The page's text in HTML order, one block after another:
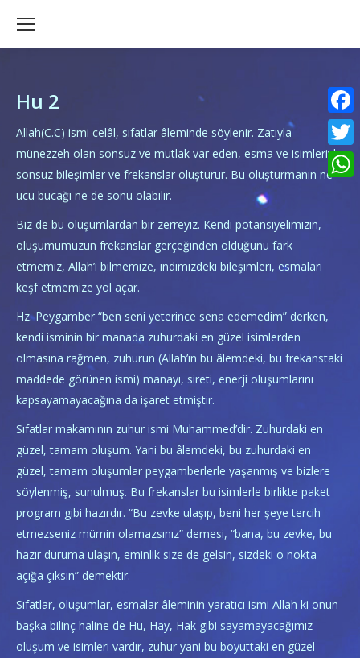
Hu 2
Allah(C.C) ismi celâl, sıfatlar âleminde söylenir. Zatıyla
münezzeh olan sonsuz ve mutlak var eden, esma ve isimleriyle
sonsuz bileşimler ve frekanslar oluşturur. Bu oluşturmanın ne
ucu bucağı ne de sonu olabilir.
Biz de bu oluşumlardan bir zerreyiz. Kendi potansiyelimizin,
oluşumumuzun frekanslar gerçeğinden olduğunu fark
etmemiz, Allah’ı bilmemize, indimizdeki bileşimleri, esmaları
keşf etmemize yol açar.
Hz. Peygamber “ben seni yeterince sena edemedim” derken,
kendi isminin bir manada zuhurdaki en güzel isimlerden
olmasına rağmen, zuhurun (Allah’ın bu âlemdeki, bu frekanstaki
maddede görünen ismi) manayı, sireti, enerji oluşumlarını
kapsayamayacağına da işaret etmiştir.
Sıfatlar makamının zuhur ismi Muhammed’dir. Zuhurdaki en
güzel, tamam oluşum. Yani bu âlemdeki, bu zuhurdaki en
güzel, tamam oluşumlar peygamberlerle yaşanmış ve bizlere
söylenmiş, sunulmuş. Bu frekanslar bu isimlerle birlikte paket
program gibi hazırdır. “Bu zevke ulaşıp, beni her şeye tercih
etmezseniz mümin olamazsınız” demesi, “bana, bu zevke, bu
hazır duruma ulaşın, eminlik size de gelsin, sizdeki o nokta
açığa çıksın” demektir.
Sıfatlar, oluşumlar, esmalar âleminin yaratıcı ismi Allah ki onun
başka bilinç haline de Hu, Hay, Hak gibi sayamayacağımız
oluşum ve isimleri vardır, zuhur yani bu boyuttaki en güzel